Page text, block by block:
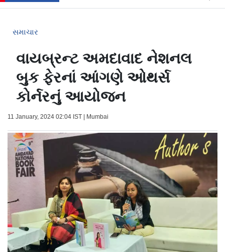
સમાચાર
વાયબ્રન્ટ અમદાવાદ નેશનલ
બુક ફેરનાં આંગણે ઓથર્સ
કોર્નરનું આયોજન
11 January, 2024 02:04 IST | Mumbai